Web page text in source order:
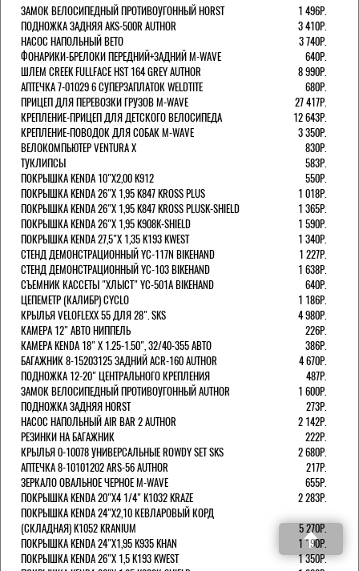
ЗАМОК ВЕЛОСИПЕДНЫЙ ПРОТИВОУГОННЫЙ HORST
1 496Р.
ПОДНОЖКА ЗАДНЯЯ AKS-500R AUTHOR
3 410Р.
НАСОС НАПОЛЬНЫЙ BETO
3 740Р.
ФОНАРИКИ-БРЕЛОКИ ПЕРЕДНИЙ+ЗАДНИЙ M-WAVE
640Р.
ШЛЕМ CREEK FULLFACE HST 164 GREY AUTHOR
8 990Р.
АПТЕЧКА 7-01029 6 СУПЕРЗАПЛАТОК WELDTITE
680Р.
ПРИЦЕП ДЛЯ ПЕРЕВОЗКИ ГРУЗОВ M-WAVE
27 417Р.
КРЕПЛЕНИЕ-ПРИЦЕП ДЛЯ ДЕТСКОГО ВЕЛОСИПЕДА
12 643Р.
КРЕПЛЕНИЕ-ПОВОДОК ДЛЯ СОБАК M-WAVE
3 350Р.
ВЕЛОКОМПЬЮТЕР VENTURA Х
830Р.
ТУКЛИПСЫ
583Р.
ПОКРЫШКА KENDA 10"Х2,00 K912
550Р.
ПОКРЫШКА KENDA 26"Х 1,95 K847 KROSS PLUS
1 018Р.
ПОКРЫШКА KENDA 26"Х 1,95 K847 KROSS PLUSK-SHIELD
1 365Р.
ПОКРЫШКА KENDA 26"Х 1,95 K908K-SHIELD
1 590Р.
ПОКРЫШКА KENDA 27,5"Х 1,35 K193 KWEST
1 340Р.
СТЕНД ДЕМОНСТРАЦИОННЫЙ YC-117N BIKEHAND
1 227Р.
СТЕНД ДЕМОНСТРАЦИОННЫЙ YC-103 BIKEHAND
1 638Р.
СЪЕМНИК КАССЕТЫ "ХЛЫСТ" YC-501A BIKEHAND
640Р.
ЦЕПЕМЕТР (КАЛИБР) CYCLO
1 186Р.
КРЫЛЬЯ VELOFLEXX 55 ДЛЯ 28". SKS
4 980Р.
КАМЕРА 12" АВТО НИППЕЛЬ
226Р.
КАМЕРА KENDA 18" Х 1.25-1.50", 32/40-355 АВТО
386Р.
БАГАЖНИК 8-15203125 ЗАДНИЙ ACR-160 AUTHOR
4 670Р.
ПОДНОЖКА 12-20" ЦЕНТРАЛЬНОГО КРЕПЛЕНИЯ
487Р.
ЗАМОК ВЕЛОСИПЕДНЫЙ ПРОТИВОУГОННЫЙ AUTHOR
1 600Р.
ПОДНОЖКА ЗАДНЯЯ HORST
273Р.
НАСОС НАПОЛЬНЫЙ AIR BAR 2 AUTHOR
2 142Р.
РЕЗИНКИ НА БАГАЖНИК
222Р.
КРЫЛЬЯ 0-10078 УНИВЕРСАЛЬНЫЕ ROWDY SET SKS
2 680Р.
АПТЕЧКА 8-10101202 ARS-56 AUTHOR
217Р.
ЗЕРКАЛО ОВАЛЬНОЕ ЧЕРНОЕ M-WAVE
655Р.
ПОКРЫШКА KENDA 20"Х4 1/4" K1032 KRAZE
2 283Р.
ПОКРЫШКА KENDA 24"Х2,10 КЕВЛАРОВЫЙ КОРД
(СКЛАДНАЯ) K1052 KRANIUM
5 270Р.
ПОКРЫШКА KENDA 24"Х1,95 K935 KHAN
1 190Р.
ПОКРЫШКА KENDA 26"Х 1,5 K193 KWEST
1 350Р.